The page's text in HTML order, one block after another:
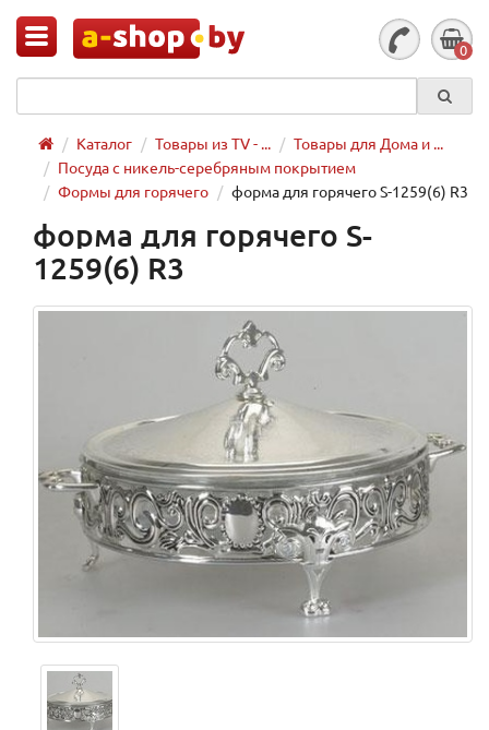
0
Каталог Товары из TV - ...
Товары для Дома и ...
Посуда с никель-серебряным покрытием
Формы для горячего
форма для горячего S-1259(6) R3
форма для горячего S-
1259(6) R3